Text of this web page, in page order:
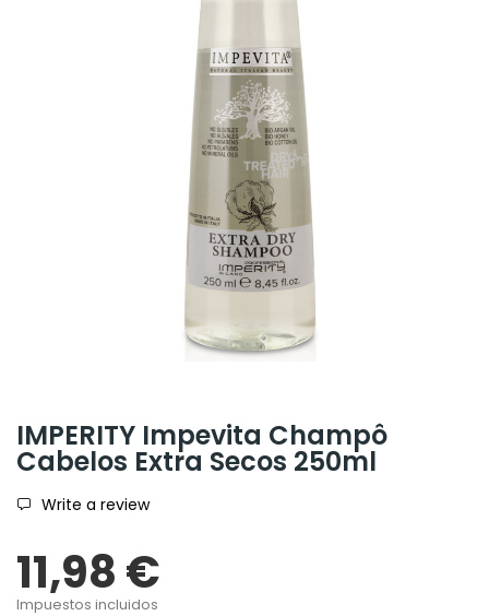
IMPERITY Impevita Champô
Cabelos Extra Secos 250ml
Write a review
11,98 €
Impuestos incluidos